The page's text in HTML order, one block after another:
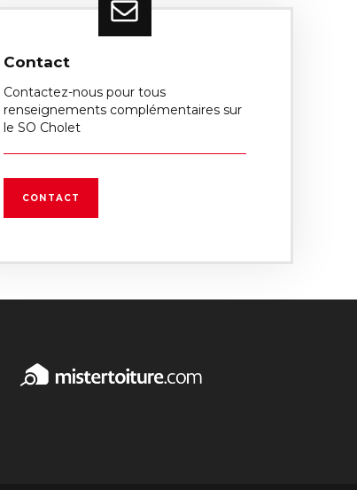
Contact
Contactez-nous pour tous
renseignements complémentaires sur
le SO Cholet
CONTACT